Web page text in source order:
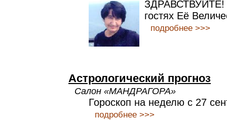
ЗДРАВСТВУЙТЕ!
гостях Её
подробнее >>>
Астрологический прогноз
Салон «МАНДРАГОРА»
Гороскоп на неделю с 27
подробнее >>>